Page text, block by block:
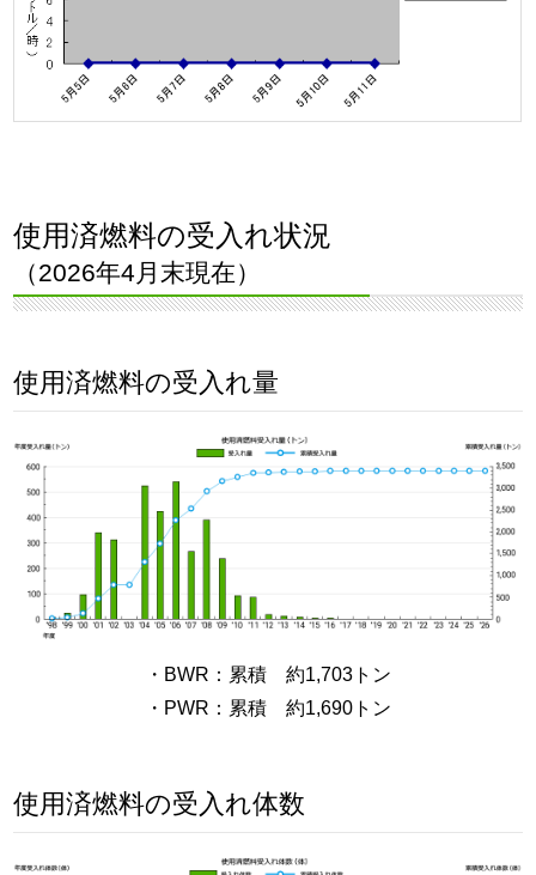
使用済燃料の受入れ状況
（2026年4月末現在）
使用済燃料の受入れ量
・BWR：累積 約1,703トン
・PWR：累積 約1,690トン
使用済燃料の受入れ体数